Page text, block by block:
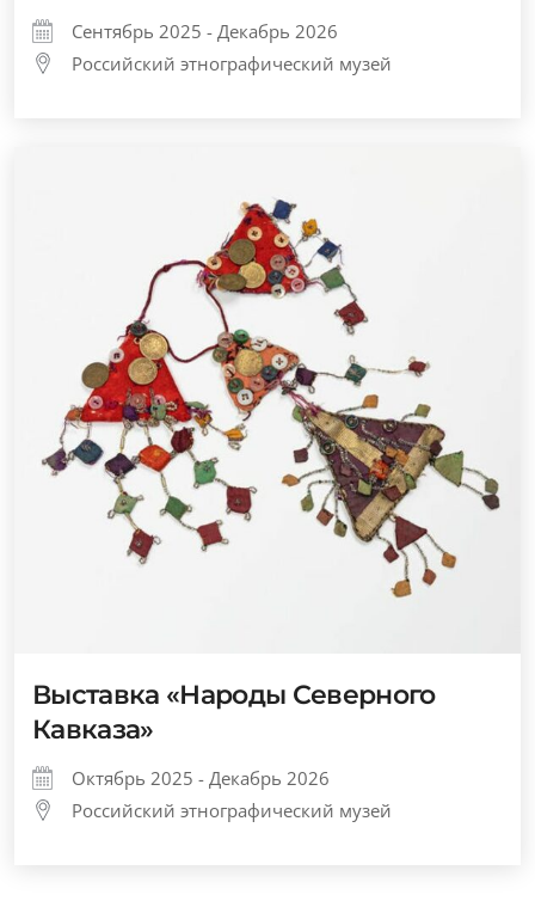
Сентябрь 2025 - Декабрь 2026
Российский этнографический музей
Выставка «Народы Северного
Кавказа»
Октябрь 2025 - Декабрь 2026
Российский этнографический музей